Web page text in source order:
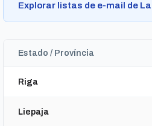
Explorar listas de e-mail de
Estado / Província
Riga
Liepaja